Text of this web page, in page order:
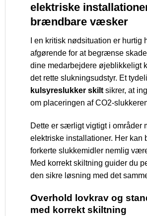
elektriske
brændbare væsker
I en kritisk nødsituation er hurtig
afgørende for at begrænse
dine medarbejdere øjeblikkeligt
det rette slukningsudstyr. Et
kulsyreslukker skilt sikrer, at
om placeringen af CO2-
Dette er særligt vigtigt i områder
elektriske installationer. Her kan
forkerte slukkemidler nemlig
Med korrekt skiltning guider du
den sikre løsning med det
Overhold lovkrav og
med korrekt skiltning